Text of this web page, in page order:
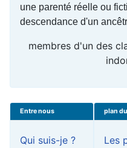
une parenté réelle ou
descendance d'un
membres d'un des
Entre nous
Qui suis-je ?
plan
Les